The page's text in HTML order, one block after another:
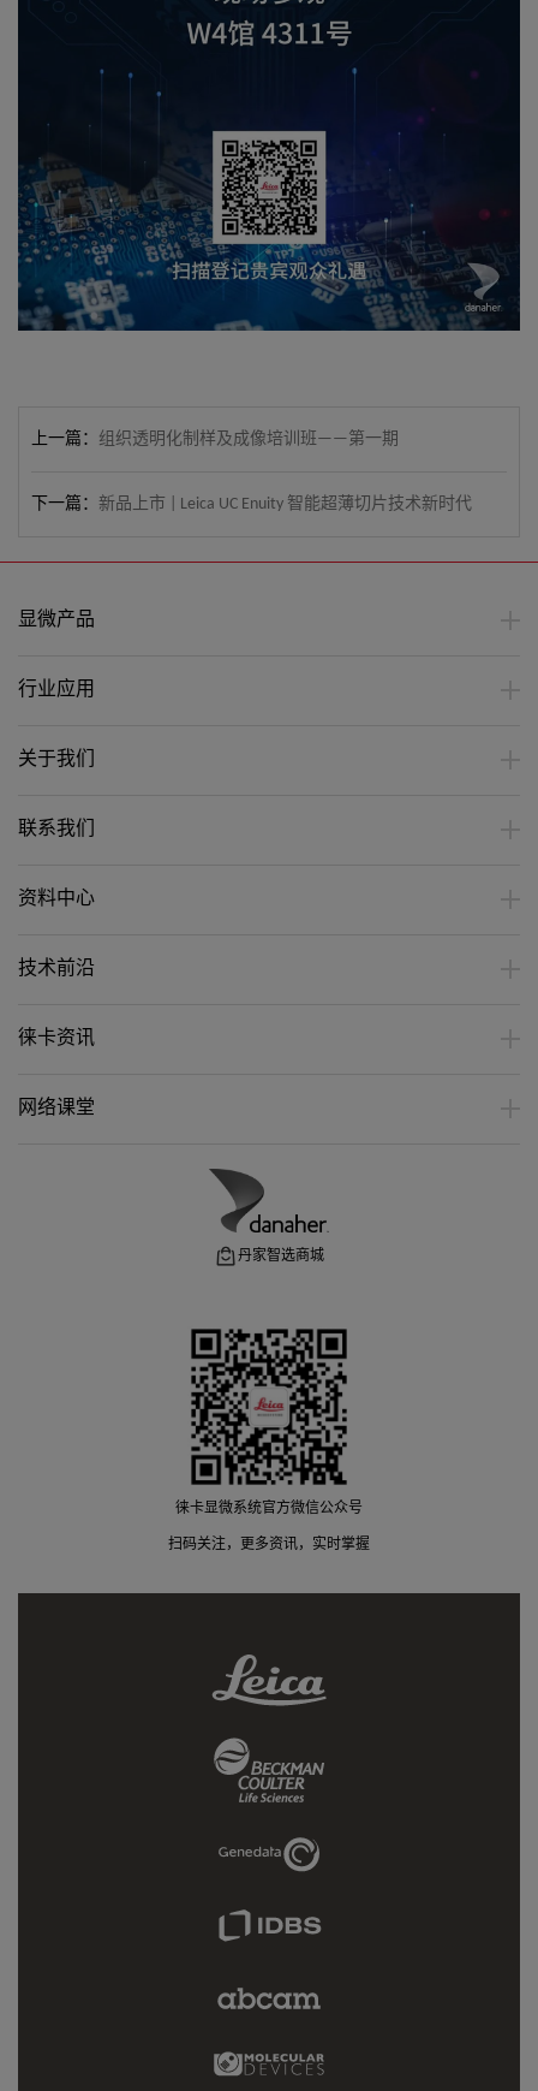
上一篇： 组织透明化制样及成像培训班——第一期
下一篇： 新品上市 | Leica UC Enuity 智能超薄切片技术新时代
显微产品
行业应用
关于我们
联系我们
资料中心
技术前沿
徕卡资讯
网络课堂
丹家智选商城
徕卡显微系统官方微信公众号
扫码关注，更多资讯，实时掌握
Leica
Link
Coulter
Link
Genedata
Link
IDBS
Abcam
Molecular